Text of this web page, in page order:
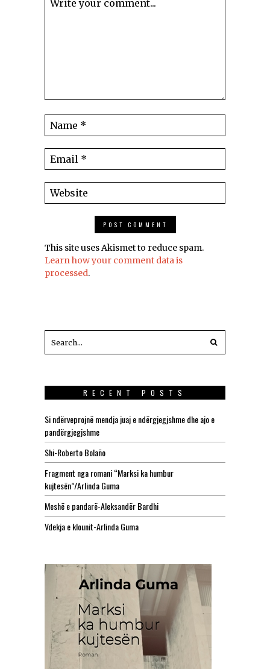
This site uses Akismet to reduce spam.
Learn how your comment data is
processed.
RECENT POSTS
Si ndërveprojnë mendja juaj e ndërgjegjshme dhe ajo e
pandërgjegjshme
Shi-Roberto Bolaño
Fragment nga romani “Marksi ka humbur
kujtesën”/Arlinda Guma
Meshë e pandarë-Aleksandër Bardhi
Vdekja e klounit-Arlinda Guma